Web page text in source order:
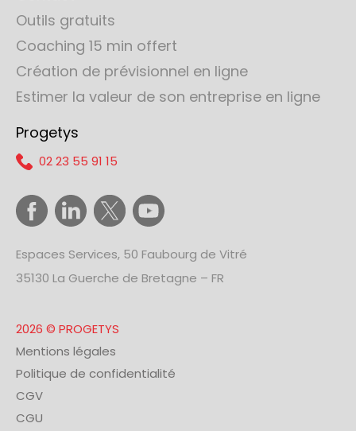
Outils gratuits
Coaching 15 min offert
Création de prévisionnel en ligne
Estimer la valeur de son entreprise en ligne
Progetys
02 23 55 91 15
Espaces Services, 50 Faubourg de Vitré
35130 La Guerche de Bretagne – FR
2026 © PROGETYS
Mentions légales
Politique de confidentialité
CGV
CGU